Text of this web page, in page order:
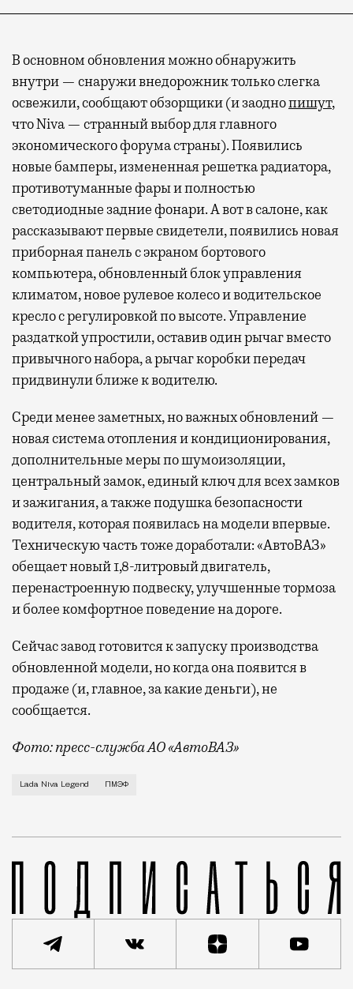
В основном обновления можно обнаружить
внутри — снаружи внедорожник только слегка
освежили, сообщают обзорщики (и заоднопишут,
что Niva — странный выбор для главного
экономического форума страны). Появились
новые бамперы, измененная решетка радиатора,
противотуманные фары и полностью
светодиодные задние фонари. А вот в салоне, как
рассказывают первые свидетели, появились новая
приборная панель с экраном бортового
компьютера, обновленный блок управления
климатом, новое рулевое колесо и водительское
кресло с регулировкой по высоте. Управление
раздаткой упростили, оставив один рычаг вместо
привычного набора, а рычаг коробки передач
придвинули ближе к водителю.
Среди менее заметных, но важных обновлений —
новая система отопления и кондиционирования,
дополнительные меры по шумоизоляции,
центральный замок, единый ключ для всех замков
и зажигания, а также подушка безопасности
водителя, которая появилась на модели впервые.
Техническую часть тоже доработали: «АвтоВАЗ»
обещает новый 1,8-литровый двигатель,
перенастроенную подвеску, улучшенные тормоза
и более комфортное поведение на дороге.
Сейчас завод готовится к запуску производства
обновленной модели, но когда она появится в
продаже (и, главное, за какие деньги), не
сообщается.
Фото: пресс-служба АО «АвтоВАЗ»
Lada Niva Legend машина настолько
Lada Niva Legend ПМЭФ